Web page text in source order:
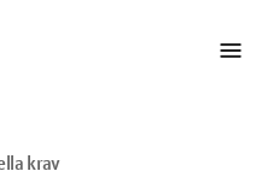
menu
krav